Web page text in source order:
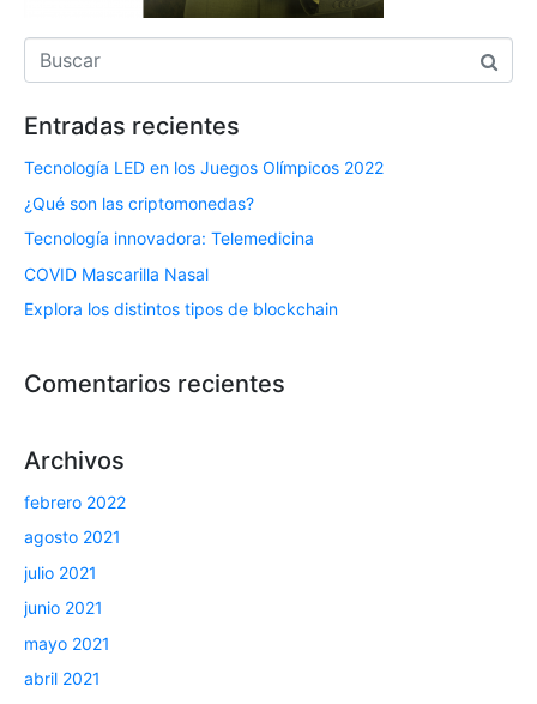
Entradas recientes
Tecnología LED en los Juegos Olímpicos 2022
¿Qué son las criptomonedas?
Tecnología innovadora: Telemedicina
COVID Mascarilla Nasal
Explora los distintos tipos de blockchain
Comentarios recientes
Archivos
febrero 2022
agosto 2021
julio 2021
junio 2021
mayo 2021
abril 2021